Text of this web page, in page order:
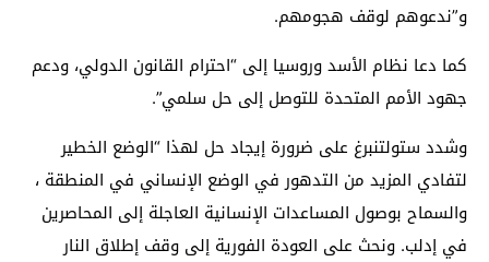
و”ندعوهم لوقف هجومهم.
كما دعا نظام الأسد وروسيا إلى “احترام القانون الدولي، ودعم
جهود الأمم المتحدة للتوصل إلى حل سلمي”.
وشدد ستولتنبرغ على ضرورة إيجاد حل لهذا “الوضع الخطير
لتفادي المزيد من التدهور في الوضع الإنساني في المنطقة ،
والسماح بوصول المساعدات الإنسانية العاجلة إلى المحاصرين
في إدلب. ونحث على العودة الفورية إلى وقف إطلاق النار